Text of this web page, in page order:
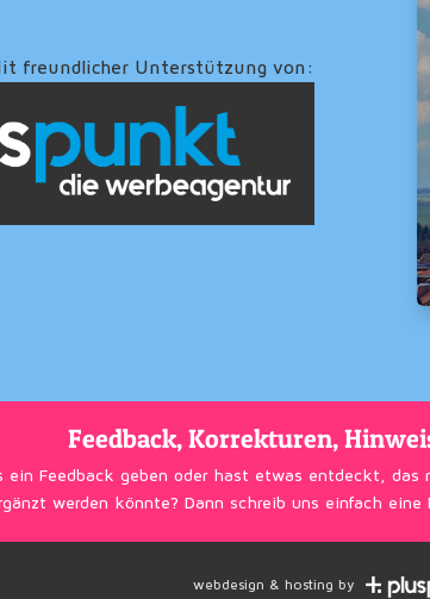
freundlicher Unterstützung von:
Feedback, Korrekturen,
ein Feedback geben oder hast etwas entdeckt, das
werden könnte? Dann schreib uns einfach eine
webdesign & hosting by